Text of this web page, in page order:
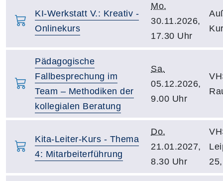
KI-Werkstatt V.: Kreativ -
Onlinekurs
Mo.
30.11.2026,
17.30 Uhr
Pädagogische
Fallbesprechung im
Team – Methodiken der
kollegialen Beratung
Sa.
05.12.2026,
9.00 Uhr
Kita-Leiter-Kurs - Thema
4: Mitarbeiterführung
Do.
21.01.2027,
8.30 Uhr